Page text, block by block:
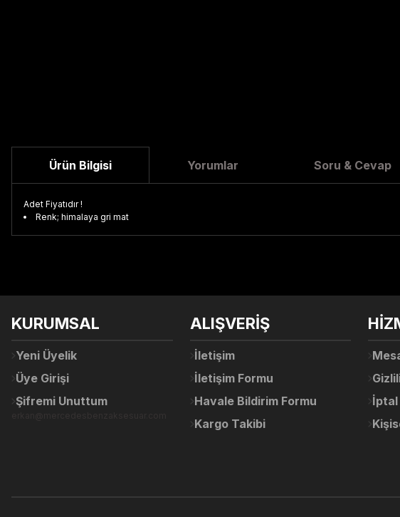
Ürün Bilgisi Yorumlar Soru & Cevap
Adet Fiyatıdır !
Renk; himalaya gri mat
Ürün açıklamasında eksik bilgiler bulunuyor.
Bu ürüne benzer farklı alternatifler olmalı.
KURUMSAL
Yeni Üyelik
Üye Girişi
Şifremi Unuttum
ALIŞVERİŞ
İletişim
İletişim Formu
Havale Bildirim Formu
Kargo Takibi
İptal